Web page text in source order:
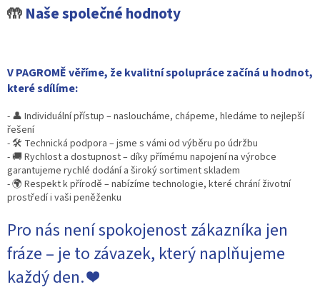
🤲Naše společné hodnoty
V PAGROMĚ věříme, že kvalitní spolupráce začíná u hodnot,
které sdílíme:
- 👤 Individuální přístup – nasloucháme, chápeme, hledáme to nejlepší
řešení
- 🛠 Technická podpora – jsme s vámi od výběru po údržbu
- 🚚 Rychlost a dostupnost – díky přímému napojení na výrobce
garantujeme rychlé dodání a široký sortiment skladem
- 🌍 Respekt k přírodě – nabízíme technologie, které chrání životní
prostředí i vaši peněženku
Pro nás není spokojenost zákazníka jen
fráze – je to závazek, který naplňujeme
každý den. ❤